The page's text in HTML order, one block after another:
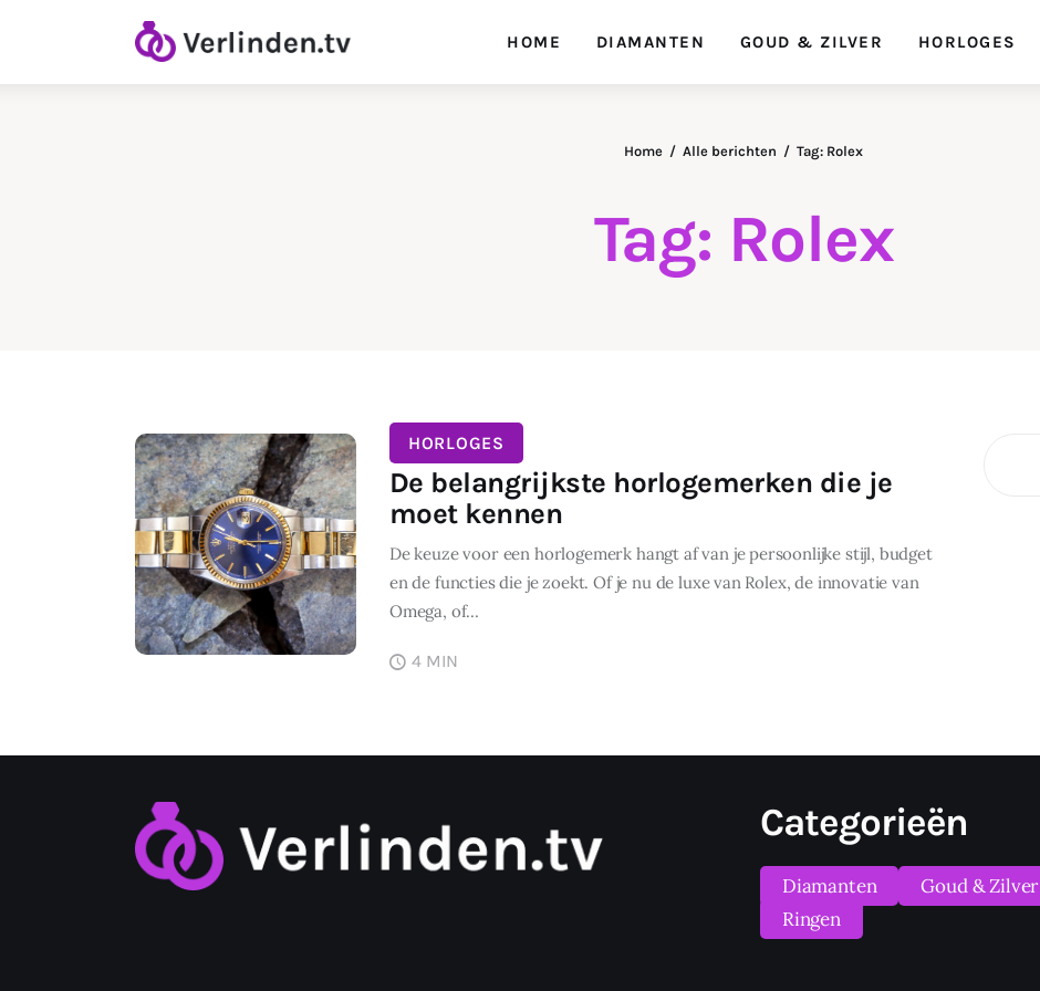
HOME DIAMANTEN GOUD & ZILVER HORLOGES
Tag: Rolex
Home Alle berichten Tag: Rolex
HORLOGES
De belangrijkste horlogemerken die je
moet kennen
De keuze voor een horlogemerk hangt af van je persoonlijke stijl, budget
en de functies die je zoekt. Of je nu de luxe van Rolex, de innovatie van
Omega, of…
4 MIN
Categorieën
Diamanten Goud & Zilver
Ringen